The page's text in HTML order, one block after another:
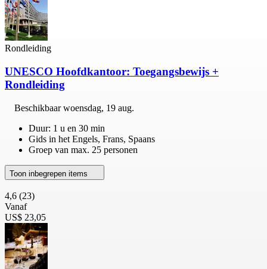
Rondleiding
UNESCO Hoofdkantoor: Toegangsbewijs +
Rondleiding
Beschikbaarwoensdag, 19 aug.
Duur: 1 u en 30 min
Gids in het Engels, Frans, Spaans
Groep van max. 25 personen
Toon inbegrepen items
4,6 (23)
Vanaf
US$ 23,05